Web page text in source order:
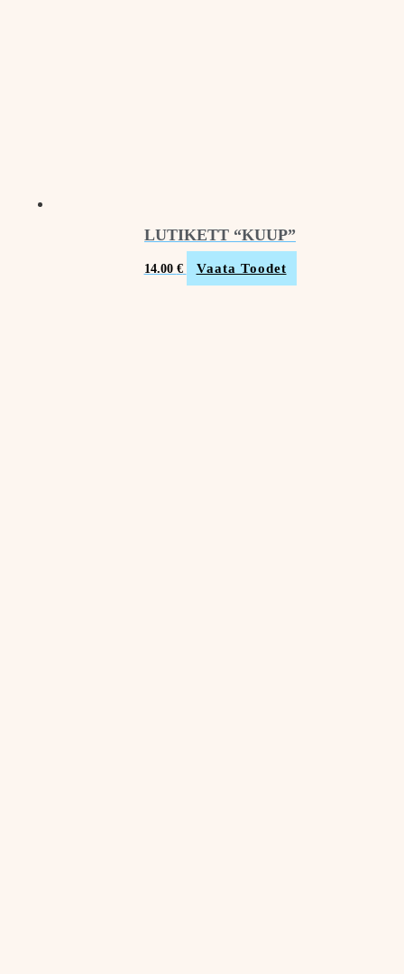
LUTIKETT “KUUP”
14.00 € Vaata Toodet